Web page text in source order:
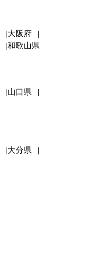
大阪府
和歌山県
山口県
大分県